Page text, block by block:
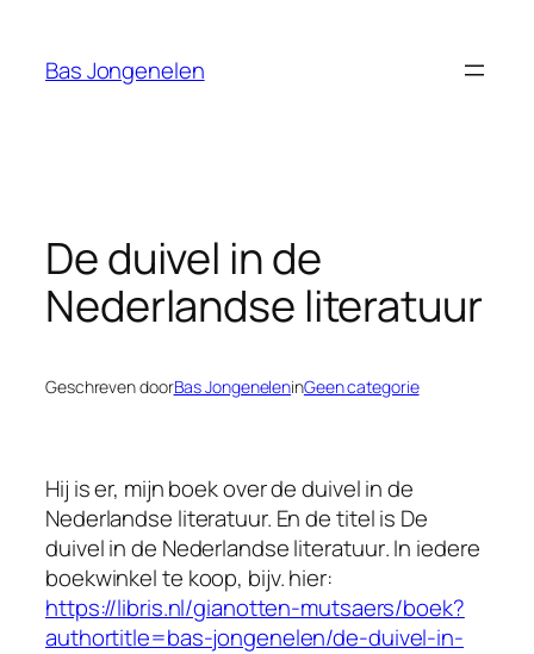
Bas Jongenelen
De duivel in de
Nederlandse literatuur
Geschreven doorBas JongeneleninGeen categorie
Hij is er, mijn boek over de duivel in de
Nederlandse literatuur. En de titel is De
duivel in de Nederlandse literatuur. In iedere
boekwinkel te koop, bijv. hier:
https://libris.nl/gianotten-mutsaers/boek?
authortitle=bas-jongenelen/de-duivel-in-